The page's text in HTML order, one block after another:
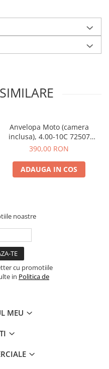
Anvelopa Moto (camera
inclusa), 4.00-10C 72507
PTS
390,00 RON
ADAUGA IN COS
noastre
cu promotiile
in Politica de
MEU